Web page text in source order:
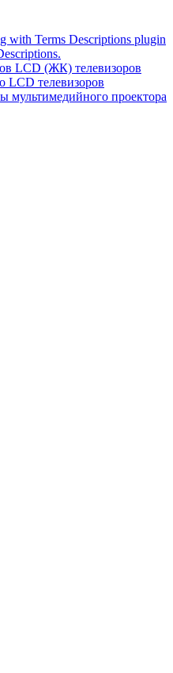
with Terms Descriptions plugin
LCD (ЖК) телевизоров
LCD телевизоров
мультимедийного проектора